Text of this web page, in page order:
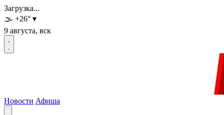
Загрузка...
🌫️ +26° ▾
9 августа, вск
Новости Афиша